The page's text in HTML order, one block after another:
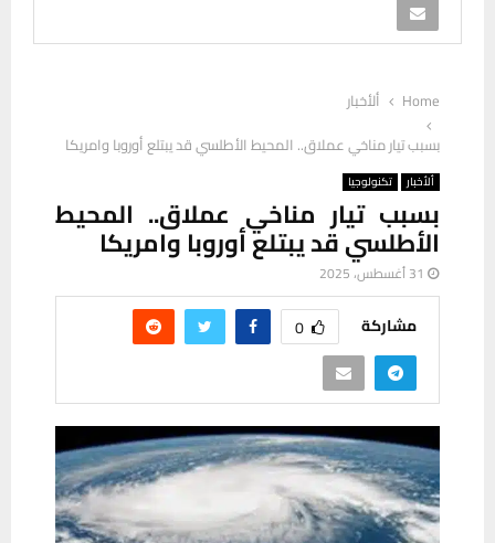
Home
ألأخبار
بسبب تيار مناخي عملاق.. المحيط الأطلسي قد يبتلع أوروبا وامريكا
ألأخبار تكنولوجيا
بسبب تيار مناخي عملاق.. المحيط
الأطلسي قد يبتلع أوروبا وامريكا
31 أغسطس، 2025
مشاركة 0